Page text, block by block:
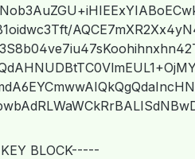
BLOCK-----